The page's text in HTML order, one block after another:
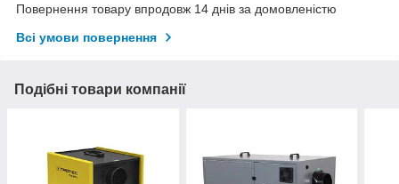
Повернення товару впродовж 14 днів за домовленістю
Всі умови повернення
Подібні товари компанії